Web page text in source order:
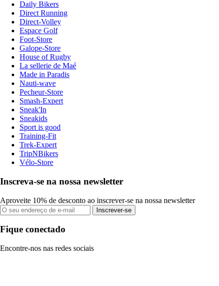
Daily Bikers
Direct Running
Direct-Volley
Espace Golf
Foot-Store
Galope-Store
House of Rugby
La sellerie de Maé
Made in Paradis
Nauti-wave
Pecheur-Store
Smash-Expert
Sneak'In
Sneakids
Sport is good
Training-Fit
Trek-Expert
TripNBikers
Vélo-Store
Inscreva-se na nossa newsletter
Aproveite 10% de desconto ao inscrever-se na nossa newsletter
Inscrever-se
Fique conectado
Encontre-nos nas redes sociais